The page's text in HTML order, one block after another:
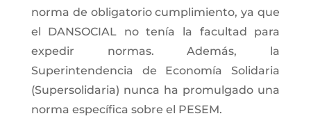
norma de obligatorio cumplimiento, ya que
el DANSOCIAL no tenía la facultad para
expedir normas. Además, la
Superintendencia de Economía Solidaria
(Supersolidaria) nunca ha promulgado una
norma específica sobre el PESEM.